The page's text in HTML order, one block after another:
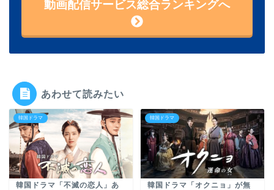
動画配信サービス総合ランキングへ
あわせて読みたい
韓国ドラマ
韓国ドラマ「不滅の恋人」あ
韓国ドラマ
韓国ドラマ「オクニョ」が無